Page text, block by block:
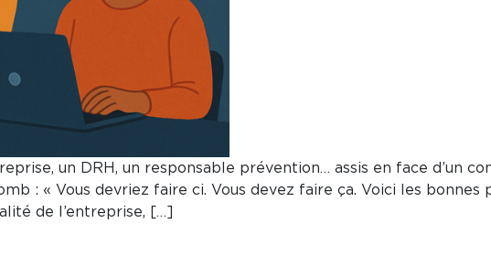
un DRH, un responsable prévention… assis en face d’un
: « Vous devriez faire ci. Vous devez faire ça. Voici les bonnes
de l’entreprise, […]